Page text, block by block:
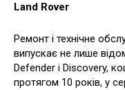
Land Rover
Ремонт і технічне
випускає не лише
Defender і Discovery,
протягом 10 років, у